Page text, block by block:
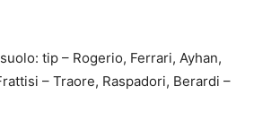
tip – Rogerio, Ferrari, Ayhan,
– Traore, Raspadori, Berardi –